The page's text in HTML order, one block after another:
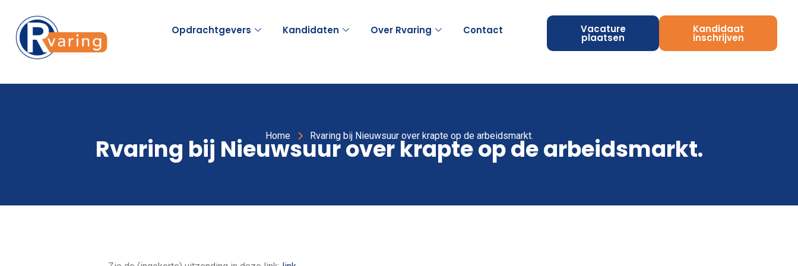
Opdrachtgevers Kandidaten Over Rvaring Contact Vacature
plaatsen
Kandidaat
inschrijven
Home Rvaring bij Nieuwsuur over krapte op de arbeidsmarkt.
Rvaring bij Nieuwsuur over krapte op de arbeidsmarkt.